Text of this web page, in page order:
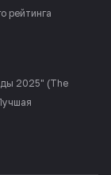
рейтинга
2025" (The